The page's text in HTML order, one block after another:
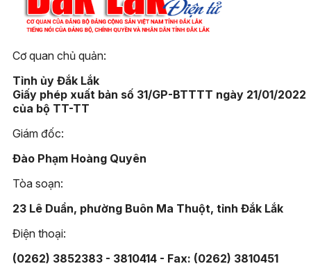
Cơ quan chủ quản:
Tỉnh ủy Đắk Lắk
Giấy phép xuất bản số 31/GP-BTTTT ngày 21/01/2022
của bộ TT-TT
Giám đốc:
Đào Phạm Hoàng Quyên
Tòa soạn:
23 Lê Duẩn, phường Buôn Ma Thuột, tỉnh Đắk Lắk
Điện thoại:
(0262) 3852383 - 3810414 - Fax: (0262) 3810451